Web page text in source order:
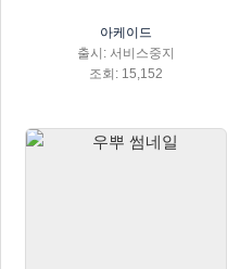
아케이드
출시: 서비스중지
조회: 15,152